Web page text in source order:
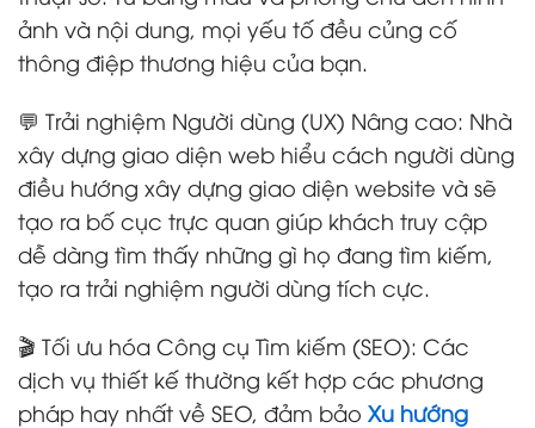
ảnh và nội dung, mọi yếu tố đều củng cố
thông điệp thương hiệu của bạn.
💬 Trải nghiệm Người dùng (UX) Nâng cao: Nhà
xây dựng giao diện web hiểu cách người dùng
điều hướng xây dựng giao diện website và sẽ
tạo ra bố cục trực quan giúp khách truy cập
dễ dàng tìm thấy những gì họ đang tìm kiếm,
tạo ra trải nghiệm người dùng tích cực.
🎬 Tối ưu hóa Công cụ Tìm kiếm (SEO): Các
dịch vụ thiết kế thường kết hợp các phương
pháp hay nhất về SEO, đảm bảo Xu hướng